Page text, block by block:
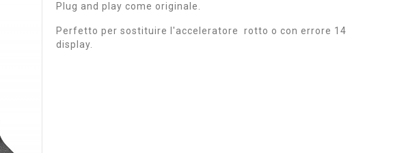
Plug and play come originale.
Perfetto per sostituire l'acceleratore rotto o con errore 14
display.